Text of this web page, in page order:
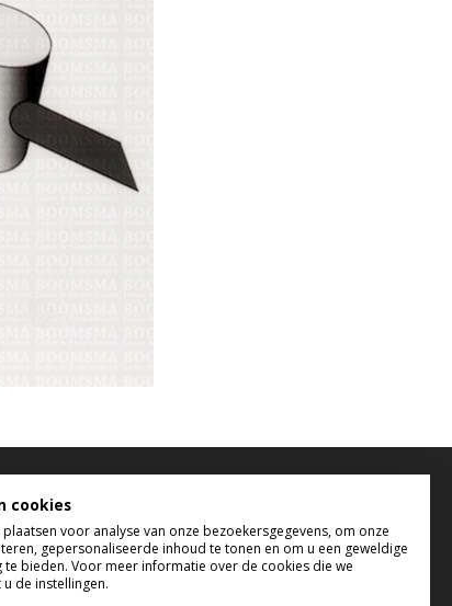
bereikbaar
9:00 uur en 17:00 uur
9:00 uur en 12:00 uur
cookies
plaatsen voor analyse van onze bezoekersgegevens, om onze
gepersonaliseerde inhoud te tonen en om u een geweldige
te bieden. Voor meer informatie over de cookies die we
de instellingen.